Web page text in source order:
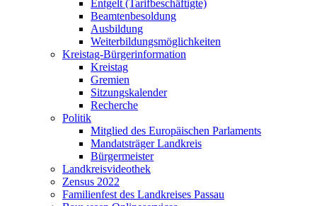
Entgelt (Tarifbeschäftigte)
Beamtenbesoldung
Ausbildung
Weiterbildungsmöglichkeiten
Kreistag-Bürgerinformation
Kreistag
Gremien
Sitzungskalender
Recherche
Politik
Mitglied des Europäischen Parlaments
Mandatsträger Landkreis
Bürgermeister
Landkreisvideothek
Zensus 2022
Familienfest des Landkreises Passau